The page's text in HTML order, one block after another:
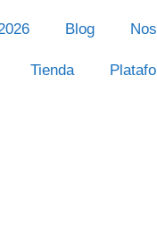
Blog
Tienda